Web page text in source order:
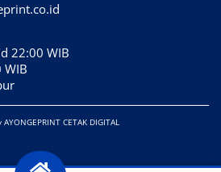
22:00 WIB
WIB
CETAK DIGITAL